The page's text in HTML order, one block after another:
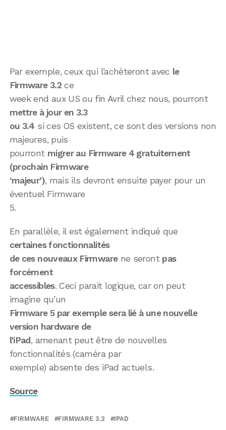
Par exemple, ceux qui l’achèteront avec le
Firmware 3.2ce
week end aux US ou fin Avril chez nous, pourront
mettre à jour en 3.3
ou 3.4 si ces OS existent, ce sont des versions non
majeures, puis
pourront migrer au Firmware 4 gratuitement
(prochain Firmware
‘majeur’), mais ils devront ensuite payer pour un
éventuel Firmware
5.
En parallèle, il est également indiqué que
certaines fonctionnalités
de ces nouveaux Firmwarene seront pas
forcément
accessibles. Ceci parait logique, car on peut
imagine qu’un
Firmware 5 par exemple sera lié à une nouvelle
version hardware de
l’iPad , amenant peut être de nouvelles
fonctionnalités (caméra par
exemple) absente des iPad actuels.
Source
FIRMWARE FIRMWARE 3.2 IPAD